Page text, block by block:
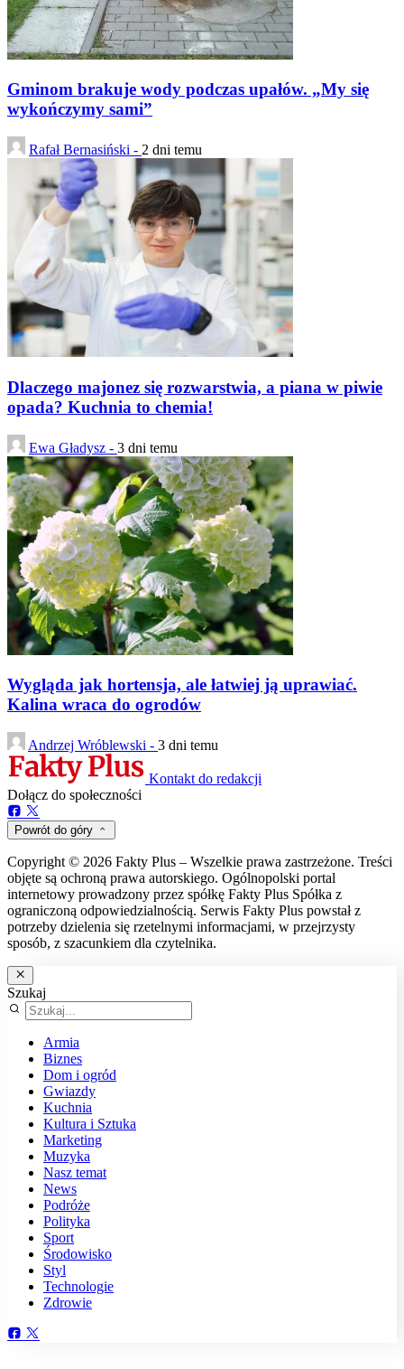
Gminom brakuje wody podczas upałów. „My się
wykończymy sami”
Rafał Bernasiński - 2 dni temu
Dlaczego majonez się rozwarstwia, a piana w piwie
opada? Kuchnia to chemia!
Ewa Gładysz - 3 dni temu
Wygląda jak hortensja, ale łatwiej ją uprawiać.
Kalina wraca do ogrodów
Andrzej Wróblewski - 3 dni temu
Kontakt do redakcji
Dołącz do społeczności
Powrót do góry
Copyright © 2026 Fakty Plus – Wszelkie prawa zastrzeżone. Treści
objęte są ochroną prawa autorskiego. Ogólnopolski portal
internetowy prowadzony przez spółkę Fakty Plus Spółka z
ograniczoną odpowiedzialnością. Serwis Fakty Plus powstał z
potrzeby dzielenia się rzetelnymi informacjami, w przejrzysty
sposób, z szacunkiem dla czytelnika.
Szukaj
Armia
Biznes
Dom i ogród
Gwiazdy
Kuchnia
Kultura i Sztuka
Marketing
Muzyka
Nasz temat
News
Podróże
Polityka
Sport
Środowisko
Styl
Technologie
Zdrowie